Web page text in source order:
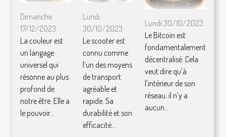
Dimanche
17/12/2023
La couleur est
un langage
universel qui
résonne au plus
profond de
notre être. Elle a
le pouvoir...
Lundi
30/10/2023
Le scooter est
connu comme
l’un des moyens
de transport
agréable et
rapide. Sa
durabilité et son
efficacité...
Lundi 30/10/2023
Le Bitcoin est
fondamentalement
décentralisé. Cela
veut dire qu’à
l’intérieur de son
réseau, il n’y a
aucun...